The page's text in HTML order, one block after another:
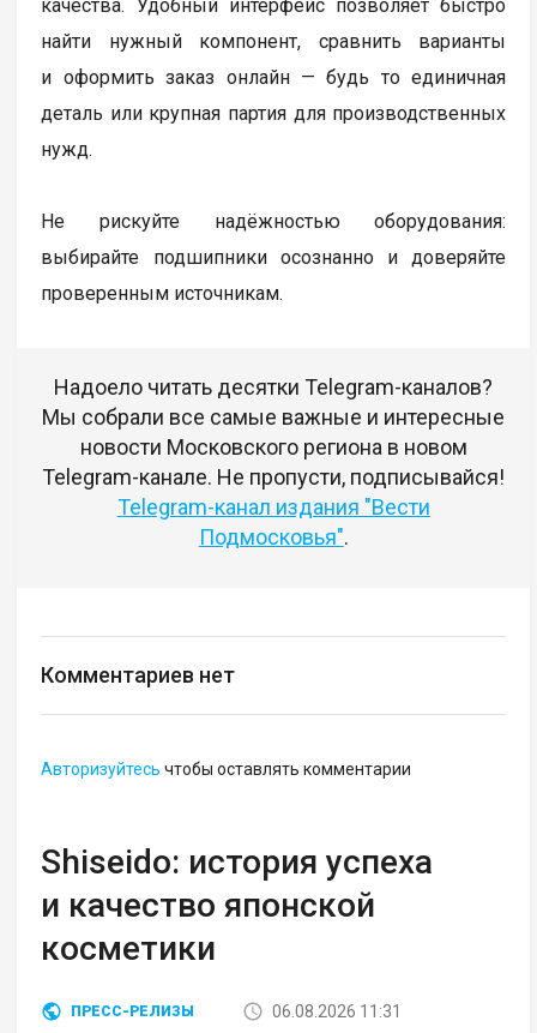
качества. Удобный интерфейс позволяет быстро
найти нужный компонент, сравнить варианты
и оформить заказ онлайн — будь то единичная
деталь или крупная партия для производственных
нужд.
Не рискуйте надёжностью оборудования:
выбирайте подшипники осознанно и доверяйте
проверенным источникам.
Надоело читать десятки Telegram-каналов?
Мы собрали все самые важные и интересные
новости Московского региона в новом
Telegram-канале. Не пропусти, подписывайся!
Telegram-канал издания "Вести
Подмосковья".
Комментариев нет
Авторизуйтесь чтобы оставлять комментарии
Shiseido: история успеха
и качество японской
косметики
ПРЕСС-РЕЛИЗЫ 06.08.2026 11:31